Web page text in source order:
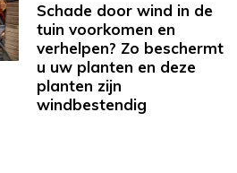
Schade door wind in de
tuin voorkomen en
verhelpen? Zo beschermt
u uw planten en deze
planten zijn
windbestendig